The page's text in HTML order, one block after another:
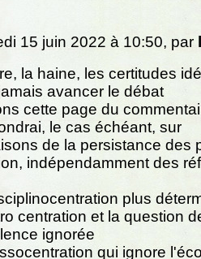
15 juin 2022 à 10:50, par
la haine, les certitudes
avancer le débat
cette page du
le cas échéant, sur
de la persistance des
indépendamment des
plus
centration et la question
ignorée
qui ignore